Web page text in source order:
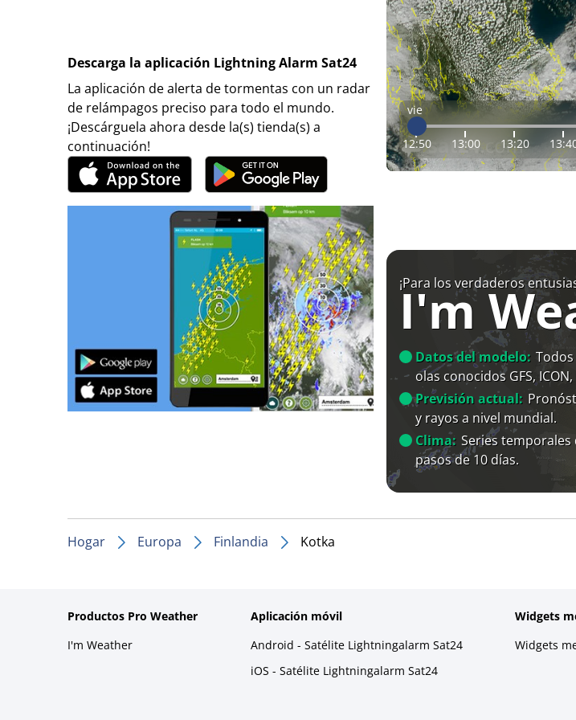
Descarga la aplicación Lightning Alarm Sat24
La aplicación de alerta de tormentas con un radar
de relámpagos preciso para todo el mundo.
¡Descárguela ahora desde la(s) tienda(s) a
continuación!
vie
12:50 13:00 13:20
¡Para los verdaderos
I'm
Datos del modelo:
olas conocidos GFS,
Previsión actual:
y rayos a nivel mundial.
Clima: Series temporales
pasos de 10 días.
Hogar Europa Finlandia Kotka
Productos Pro Weather
I'm Weather
Aplicación móvil
Android - Satélite Lightningalarm Sat24
iOS - Satélite Lightningalarm Sat24
Widgets
Widgets